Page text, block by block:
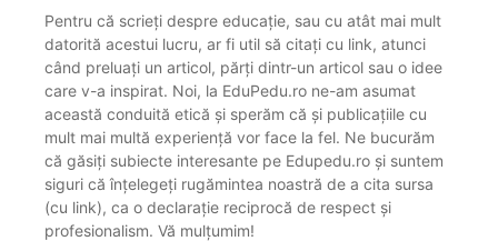
Pentru că scrieți despre educație, sau cu atât mai mult
datorită acestui lucru, ar fi util să citați cu link, atunci
când preluați un articol, părți dintr-un articol sau o idee
care v-a inspirat. Noi, la EduPedu.ro ne-am asumat
această conduită etică și sperăm că și publicațiile cu
mult mai multă experiență vor face la fel. Ne bucurăm
că găsiți subiecte interesante pe Edupedu.ro și suntem
siguri că înțelegeți rugămintea noastră de a cita sursa
(cu link), ca o declarație reciprocă de respect și
profesionalism. Vă mulțumim!